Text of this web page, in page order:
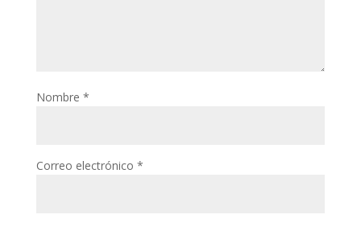
Nombre *
Correo electrónico *